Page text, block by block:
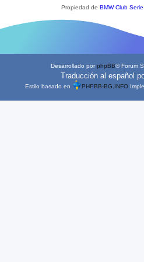
Propiedad de BMW Club
Desarrollado porphpBB® Forum
Traducción al español
Estilo basado en PHPBB-BG.INFO